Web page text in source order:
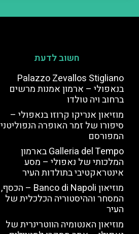
חשוב לדעת
Palazzo Zevallos Stigliano
בנאפולי – ארמון אמנות מרשים
ברחוב ויה טולדו
מוזיאון אנריקו קרוזו בנאפולי –
סיפורו של זמר האופרה הנפוליטני
המפורסם
Galleria del Tempo בארמון
המלכותי של נאפולי – מסע
אינטראקטיבי בתולדות העיר
מוזיאון Banco di Napoli – הכסף,
המסחר וההיסטוריה הכלכלית של
העיר
מוזיאון האנטומיה הווטרינרית של